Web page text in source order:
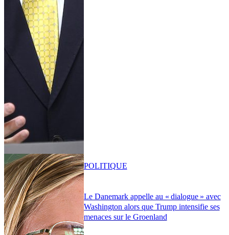
Le Danemark appelle au « dialogue » avec
Washington alors que Trump intensifie ses
menaces sur le Groenland
POLITIQUE